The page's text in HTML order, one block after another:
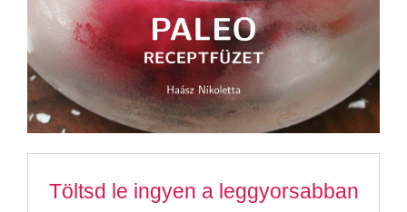
Töltsd le ingyen a leggyorsabban